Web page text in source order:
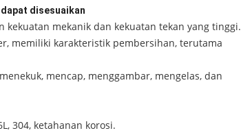
disesuaikan
kekuatan mekanik dan kekuatan tekan yang tinggi.
memiliki karakteristik pembersihan, terutama
mencap, menggambar, mengelas, dan
304, ketahanan korosi.